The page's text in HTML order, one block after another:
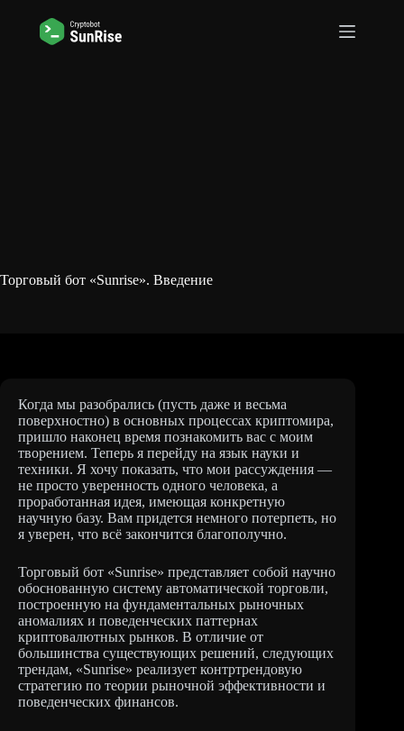
Торговый бот «Sunrise». Введение
Когда мы разобрались (пусть даже и весьма
поверхностно) в основных процессах криптомира,
пришло наконец время познакомить вас с моим
творением. Теперь я перейду на язык науки и
техники. Я хочу показать, что мои рассуждения —
не просто уверенность одного человека, а
проработанная идея, имеющая конкретную
научную базу. Вам придется немного потерпеть, но
я уверен, что всё закончится благополучно.
Торговый бот «Sunrise» представляет собой научно
обоснованную систему автоматической торговли,
построенную на фундаментальных рыночных
аномалиях и поведенческих паттернах
криптовалютных рынков. В отличие от
большинства существующих решений, следующих
трендам, «Sunrise» реализует контртрендовую
стратегию по теории рыночной эффективности и
поведенческих финансов.